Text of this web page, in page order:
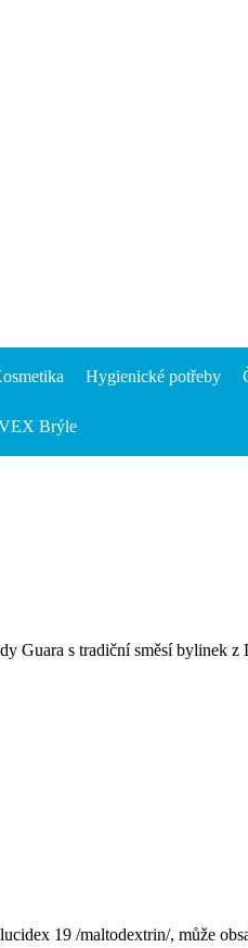
Hygienické potřeby
Brýle
Guara s tradiční směsí bylinek z
19 /maltodextrin/, může